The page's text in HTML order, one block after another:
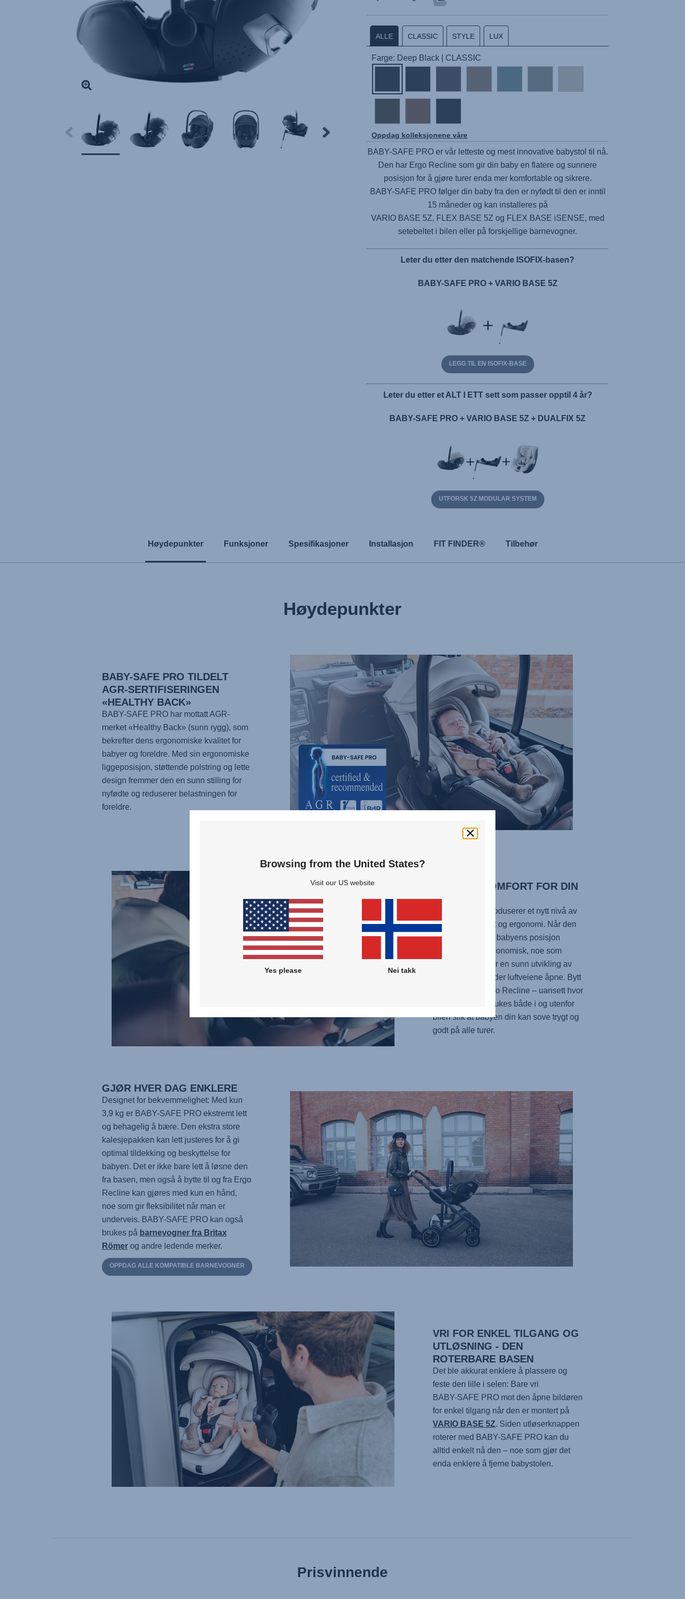
ALLE CLASSIC STYLE LUX
Farge: Deep Black | CLASSIC
Oppdag kolleksjonene våre
BABY-SAFE PROer vår letteste og mest innovative babystol til nå.
Den har Ergo Recline som gir din baby en flatere og sunnere
posisjon for å gjøre turer enda mer komfortable og sikrere.
BABY-SAFE PROfølger din baby fra den er nyfødt til den er inntil
15 måneder og kan installeres på
VARIO BASE 5Z, FLEX BASE 5Z og FLEX BASE iSENSE, med
setebeltet i bilen eller på forskjellige barnevogner.
Leter du etter den matchende ISOFIX-basen?
BABY-SAFE PRO + VARIO BASE 5Z
LEGG TIL EN ISOFIX-BASE
Leter du etter et ALT I ETT sett som passer opptil 4 år?
BABY-SAFE PRO + VARIO BASE 5Z + DUALFIX 5Z
UTFORSK 5Z MODULAR SYSTEM
Høydepunkter Funksjoner Spesifikasjoner Installasjon FIT FINDER® Tilbehør
Høydepunkter
BABY-SAFE PRO TILDELT
AGR-SERTIFISERINGEN
«HEALTHY BACK»
BABY-SAFE PRO har mottatt AGR-
merket «Healthy Back» (sunn rygg), som
bekrefter dens ergonomiske kvalitet for
babyer og foreldre. Med sin ergonomiske
liggeposisjon, støttende polstring og lette
design fremmer den en sunn stilling for
nyfødte og reduserer belastningen for
foreldre.
OPTIMAL KOMFORT FOR DIN
BABY
Ergo Recline introduserer et nytt nivå av
sikkerhet, komfort og ergonomi. Når den
er tilbakelent, blir babyens posisjon
flatere og mer ergonomisk, noe som
støtter og fremmer en sunn utvikling av
ryggraden og holder luftveiene åpne. Bytt
raskt til og fra Ergo Recline – uansett hvor
du er. Den kan brukes både i og utenfor
bilen slik at babyen din kan sove trygt og
godt på alle turer.
GJØR HVER DAG ENKLERE
Designet for bekvemmelighet: Med kun
3,9 kg er BABY-SAFE PROekstremt lett
og behagelig å bære. Den ekstra store
kalesjepakken kan lett justeres for å gi
optimal tildekking og beskyttelse for
babyen. Det er ikke bare lett å løsne den
fra basen, men også å bytte til og fra Ergo
Recline kan gjøres med kun en hånd,
noe som gir fleksibilitet når man er
underveis. BABY-SAFE PROkan også
brukes på barnevogner fra Britax
Römerog andre ledende merker.
OPPDAG ALLE KOMPATIBLE BARNEVOGNER
VRI FOR ENKEL TILGANG OG
UTLØSNING - DEN
ROTERBARE BASEN
Det ble akkurat enklere å plassere og
feste den lille i selen: Bare vri
BABY-SAFE PRO mot den åpne bildøren
for enkel tilgang når den er montert på
VARIO BASE 5Z. Siden utløserknappen
roterer med BABY-SAFE PRO kan du
alltid enkelt nå den – noe som gjør det
enda enklere å fjerne babystolen.
Prisvinnende
Browsing from the United States?
Visit our US website
Yes please Nei takk